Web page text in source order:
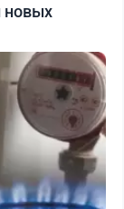
новых